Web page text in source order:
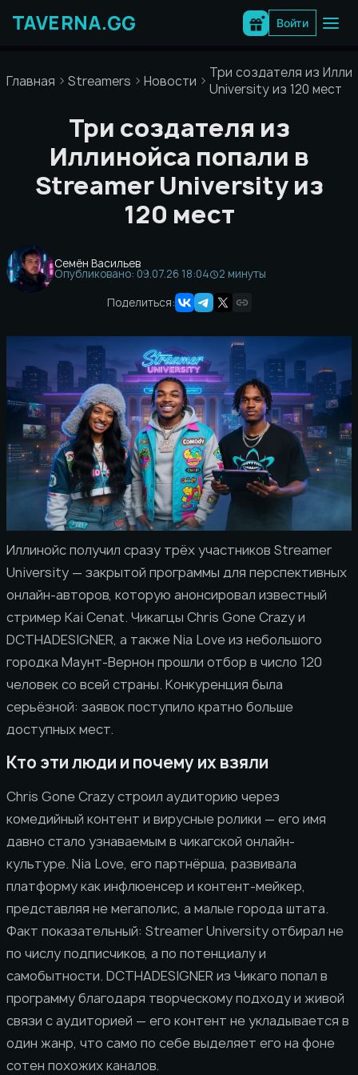
содержимому
Войти
Главная Streamers Новости
Три создателя из
University из 120 мест
Три создателя из
Иллинойса попали в
Streamer University из
120 мест
Семён Васильев
Опубликовано: 09.07.26 18:04
2 минуты
Поделиться:
Иллинойс получил сразу трёх участников Streamer
University — закрытой программы для перспективных
онлайн-авторов, которую анонсировал известный
стример Kai Cenat. Чикагцы Chris Gone Crazy и
DCTHADESIGNER, а также Nia Love из небольшого
городка Маунт-Вернон прошли отбор в число 120
человек со всей страны. Конкуренция была
серьёзной: заявок поступило кратно больше
доступных мест.
Кто эти люди и почему их взяли
Chris Gone Crazy строил аудиторию через
комедийный контент и вирусные ролики — его имя
давно стало узнаваемым в чикагской онлайн-
культуре. Nia Love, его партнёрша, развивала
платформу как инфлюенсер и контент-мейкер,
представляя не мегаполис, а малые города штата.
Факт показательный: Streamer University отбирал не
по числу подписчиков, а по потенциалу и
самобытности. DCTHADESIGNER из Чикаго попал в
программу благодаря творческому подходу и живой
связи с аудиторией — его контент не укладывается в
один жанр, что само по себе выделяет его на фоне
сотен похожих каналов.